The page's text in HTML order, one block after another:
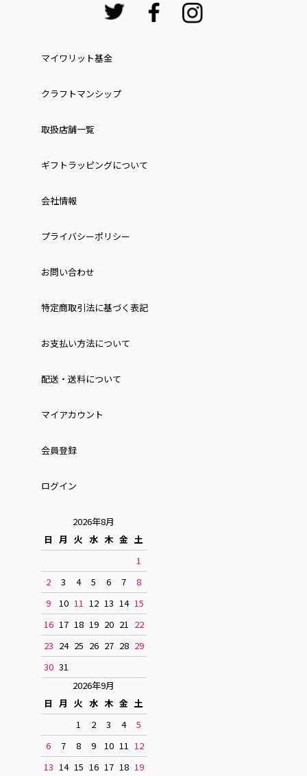
マイワリット基金
クラフトマンシップ
取扱店舗一覧
ギフトラッピングについて
会社情報
プライバシーポリシー
お問い合わせ
特定商取引法に基づく表記
お⽀払い⽅法について
配送・送料について
マイアカウント
会員登録
ログイン
2026年8月
日 月 火 水 木 金 土
1
2
3 4 5 6 7
8
9
10 11 12 13 14 15
16 17 18 19 20 21 22
23 24 25 26 27 28 29
30 31
2026年9月
日 月 火 水 木 金 土
1
2 3 4
5
6
7 8 9 10 11 12
13 14 15 16 17 18 19